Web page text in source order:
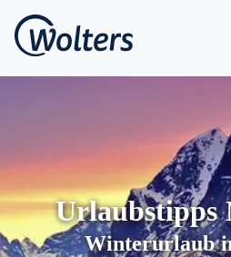
Urlaubstipps
Winterurlaub